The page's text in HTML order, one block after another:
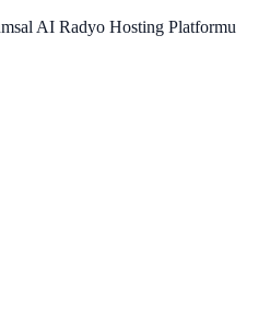
AI Radyo Hosting Platformu